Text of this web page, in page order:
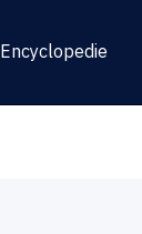
Encyclopedie